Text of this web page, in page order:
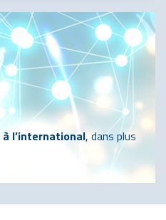
l’international, dans plus